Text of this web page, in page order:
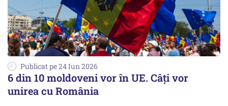
Publicat pe 24 Iun 2026
6 din 10 moldoveni vor în UE. Câţi vor
unirea cu România